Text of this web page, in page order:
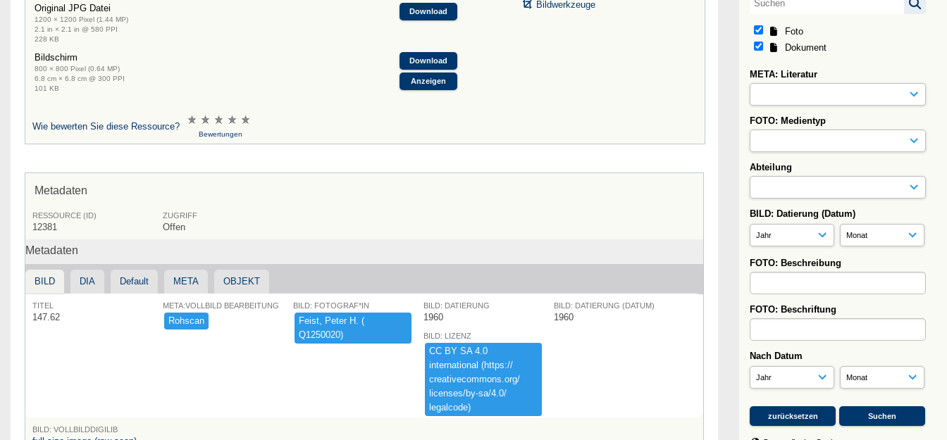
Foto
Dokument
META: Literatur
FOTO: Medientyp
Abteilung
BILD: Datierung (Datum)
FOTO: Beschreibung
FOTO: Beschriftung
Nach Datum
Original JPG Datei
1200 × 1200 Pixel (1.44 MP)
2.1 in × 2.1 in @ 580 PPI
228 KB
Download
Bildschirm
800 × 800 Pixel (0.64 MP)
6.8 cm × 6.8 cm @ 300 PPI
101 KB
Download
Anzeigen
Bildwerkzeuge
Wie bewerten Sie diese Ressource?
Bewertungen
Metadaten
RESSOURCE (ID)
12381
ZUGRIFF
Offen
Metadaten
BILD DIA Default META OBJEKT
TITEL
147.62
META:VOLLBILD BEARBEITUNG
Rohscan
BILD: FOTOGRAF*IN
Feist,​ ​Peter ​H.​ ​(​
Q1250020)​
BILD: DATIERUNG
1960
BILD: DATIERUNG (DATUM)
1960
BILD: LIZENZ
CC ​BY ​SA ​4.​0 ​
international ​(​https:​/​/​
creativecommons.​org/​
licenses/​by-​sa/​4.​0/​
legalcode)​
BILD: VOLLBILDDIGILIB